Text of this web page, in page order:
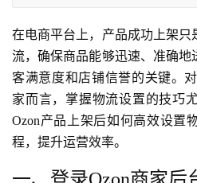
在电商平台上，产品成功上架
流，确保商品能够迅速、准确地
客满意度和店铺信誉的关键。
家而言，掌握物流设置的技巧
Ozon产品上架后如何高效设置
程，提升运营效率。